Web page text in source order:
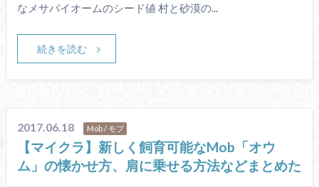
なメサバイオームのシード値 村と砂漠の...
続きを読む
2017.06.18 Mob / モブ
【マイクラ】新しく飼育可能なMob「オウ
ム」の懐かせ方、肩に乗せる方法などまとめた